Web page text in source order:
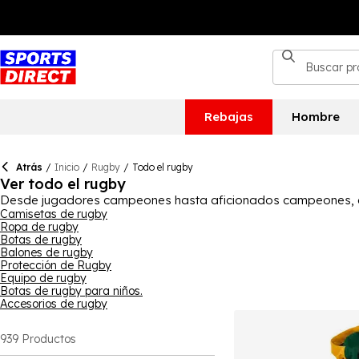
Rebajas Hombre
Atrás / Inicio / Rugby / Todo el rugby
Ver todo el rugby
Desde jugadores campeones hasta aficionados
o en la línea de banda con camisetas de rugby, incluidas las
chándales de estadio, pantalones cortos y sudaderas con
balones de entrenamiento y de partido, mochilas y bolsas de
campo de rugby, para todos los niveles, incluidas opciones
Camisetas de rugby
Ropa de rugby
Botas de rugby
Balones de rugby
Protección de Rugby
Equipo de rugby
Botas de rugby para niños.
Accesorios de rugby
939 Productos